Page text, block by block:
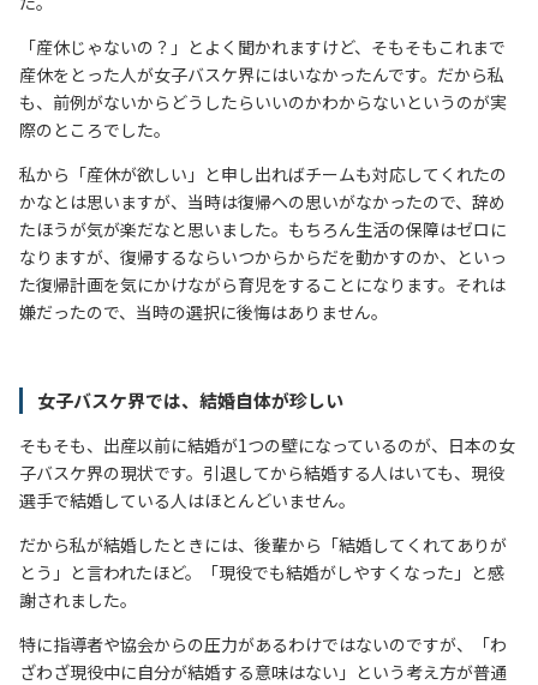
「産休じゃないの？」とよく聞かれますけど、そもそもこれまで
産休をとった人が女子バスケ界にはいなかったんです。だから私
も、前例がないからどうしたらいいのかわからないというのが実
際のところでした。
私から「産休が欲しい」と申し出ればチームも対応してくれたの
かなとは思いますが、当時は復帰への思いがなかったので、辞め
たほうが気が楽だなと思いました。もちろん生活の保障はゼロに
なりますが、復帰するならいつからからだを動かすのか、といっ
た復帰計画を気にかけながら育児をすることになります。それは
嫌だったので、当時の選択に後悔はありません。
女子バスケ界では、結婚自体が珍しい
そもそも、出産以前に結婚が1つの壁になっているのが、日本の女
子バスケ界の現状です。引退してから結婚する人はいても、現役
選手で結婚している人はほとんどいません。
だから私が結婚したときには、後輩から「結婚してくれてありが
とう」と言われたほど。「現役でも結婚がしやすくなった」と感
謝されました。
特に指導者や協会からの圧力があるわけではないのですが、「わ
ざわざ現役中に自分が結婚する意味はない」という考え方が普通